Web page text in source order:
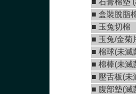
■ 石膏棉墊
■ 盒裝脫脂
■ 玉兔切棉
■ 玉兔/金菊
■ 棉球(未滅
■ 棉棒(未滅
■ 壓舌板(未
■ 腹部墊(滅